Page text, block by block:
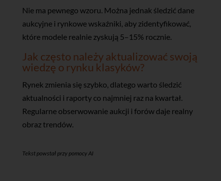
Nie ma pewnego wzoru. Można jednak śledzić dane
aukcyjne i rynkowe wskaźniki, aby zidentyfikować,
które modele realnie zyskują 5–15% rocznie.
Jak często należy aktualizować swoją
wiedzę o rynku klasyków?
Rynek zmienia się szybko, dlatego warto śledzić
aktualności i raporty co najmniej raz na kwartał.
Regularne obserwowanie aukcji i forów daje realny
obraz trendów.
Tekst powstał przy pomocy AI